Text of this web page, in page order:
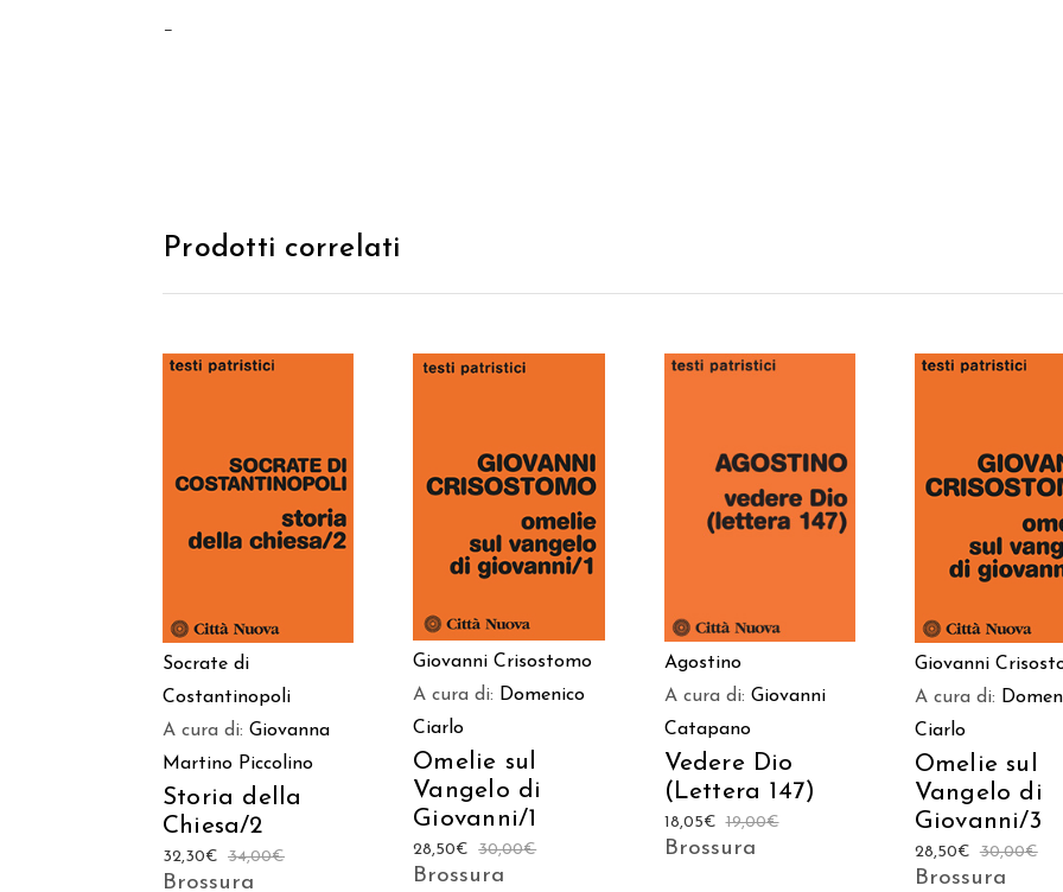
–
Prodotti correlati
AGGIUNGI AL
CARRELLO
Socrate di
Costantinopoli
A cura di: Giovanna
Martino Piccolino
Storia della
Chiesa/2
34,00€
32,30€
Brossura
AGGIUNGI AL
CARRELLO
Giovanni Crisostomo
A cura di: Domenico
Ciarlo
Omelie sul
Vangelo di
Giovanni/1
30,00€
28,50€
Brossura
CARRELLO
Agostino
A cura di: Giovanni
Catapano
Vedere Dio
(Lettera 147)
19,00€
18,05€
Brossura
AGGIUNGI AL
CARRELLO
Giovanni
A cura di:
Ciarlo
Omelie sul
Vangelo di
Giovanni/3
30,00€
28,50€
Brossura